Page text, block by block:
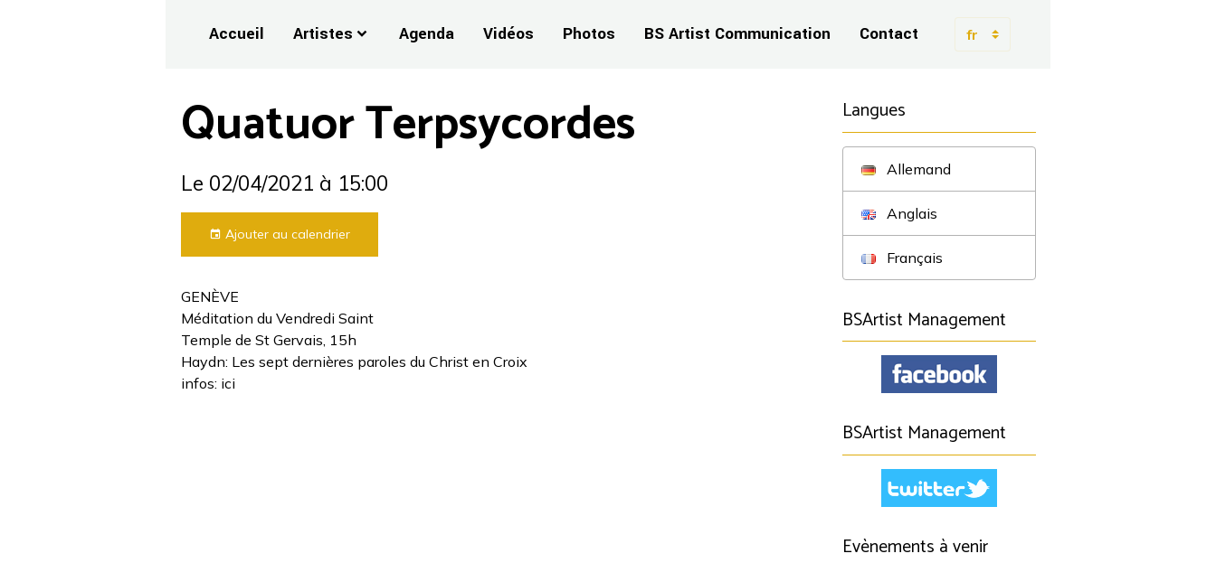
Accueil Artistes Agenda Vidéos Photos BS Artist Communication Contact
Quatuor Terpsycordes
Le 02/04/2021 à 15:00
Ajouter au calendrier
GENÈVE
Méditation du Vendredi Saint
Temple de St Gervais, 15h
Haydn: Les sept dernières paroles du Christ en Croix
infos: ici
Langues
Allemand
Anglais
Français
BSArtist Management
BSArtist Management
Evènements à venir